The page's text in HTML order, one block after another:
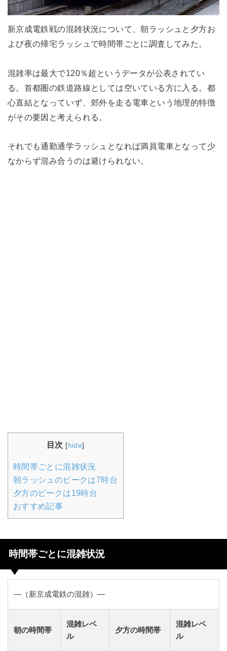
新京成電鉄戦の混雑状況について、朝ラッシュと夕方お
よび夜の帰宅ラッシュで時間帯ごとに調査してみた。
混雑率は最大で120％超というデータが公表されてい
る。首都圏の鉄道路線としては空いている方に入る。都
心直結となっていず、郊外を走る電車という地理的特徴
がその要因と考えられる。
それでも通勤通学ラッシュとなれば満員電車となって少
なからず混み合うのは避けられない。
目次 [hide]
時間帯ごとに混雑状況
朝ラッシュのピークは7時台
夕方のピークは19時台
おすすめ記事
時間帯ごとに混雑状況
―（新京成電鉄の混雑）―
朝の時間帯
混雑レベ
ル
夕方の時間帯
混雑レベ
ル